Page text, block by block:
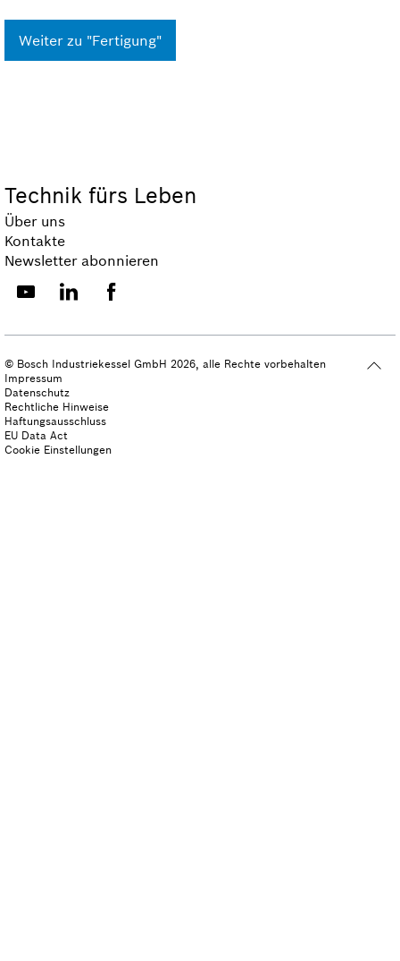
Weiter zu "Fertigung"
Technik fürs Leben
Über uns
Kontakte
Newsletter abonnieren
© Bosch Industriekessel GmbH 2026, alle Rechte vorbehalten
Impressum
Datenschutz
Rechtliche Hinweise
Haftungsausschluss
EU Data Act
Cookie Einstellungen